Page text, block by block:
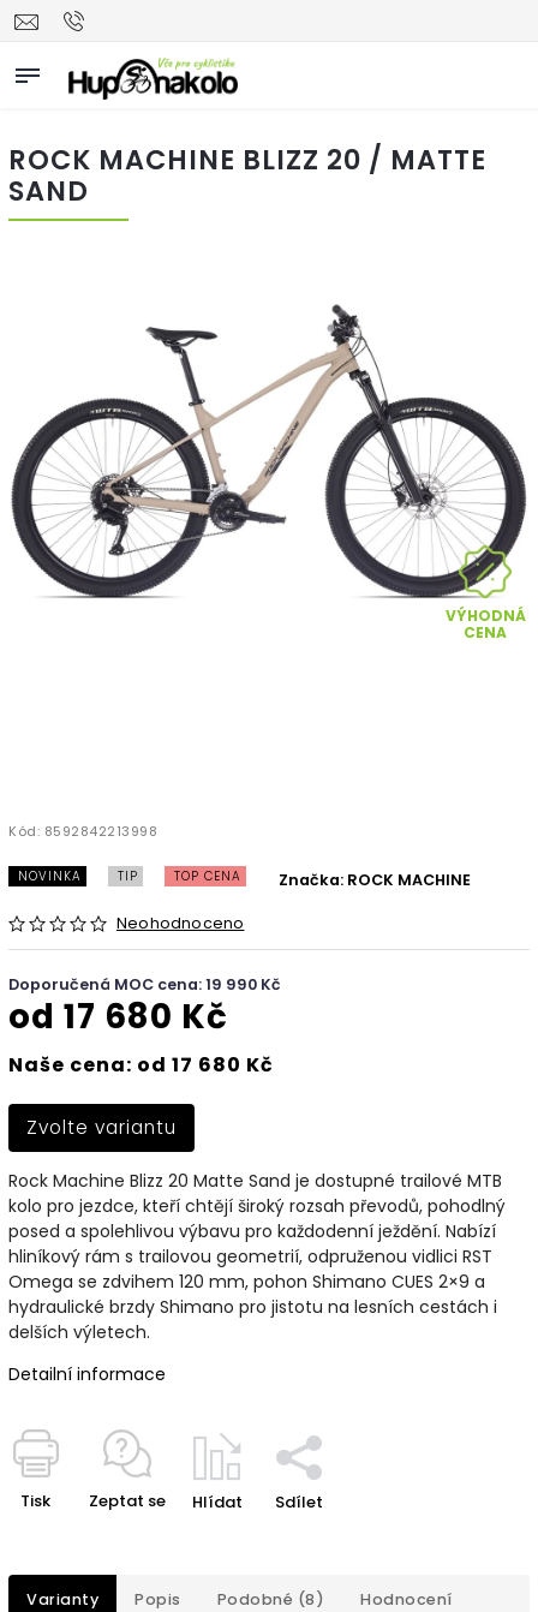
ROCK MACHINE BLIZZ 20 / MATTE
SAND
VÝHODNÁ
CENA
Kód: 8592842213998
NOVINKA TIP TOP CENA
Neohodnoceno
Značka: ROCK MACHINE
Doporučená MOC cena: 19 990 Kč
od 17 680 Kč
Naše cena: od 17 680 Kč
Zvolte variantu
Rock Machine Blizz 20 Matte Sand je dostupné trailové MTB
kolo pro jezdce, kteří chtějí široký rozsah převodů, pohodlný
posed a spolehlivou výbavu pro každodenní ježdění. Nabízí
hliníkový rám s trailovou geometrií, odpruženou vidlici RST
Omega se zdvihem 120 mm, pohon Shimano CUES 2×9 a
hydraulické brzdy Shimano pro jistotu na lesních cestách i
delších výletech.
Detailní informace
Tisk Zeptat se Hlídat Sdílet
Varianty Popis Podobné (8) Hodnocení